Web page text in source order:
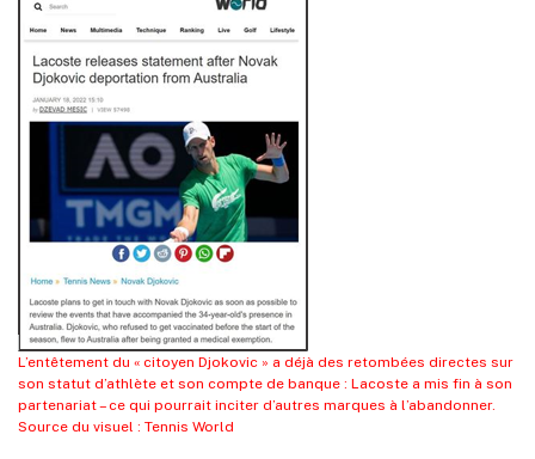
L’entêtement du « citoyen Djokovic » a déjà des retombées directes sur
son statut d’athlète et son compte de banque : Lacoste a mis fin à son
partenariat – ce qui pourrait inciter d’autres marques à l’abandonner.
Source du visuel : Tennis World